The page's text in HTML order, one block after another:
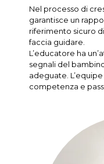
Nel processo di
garantisce un
riferimento sicuro
faccia guidare.
L’educatore ha
segnali del
adeguate.
competenza e